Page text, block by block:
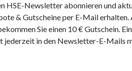
HSE-Newsletter abonnieren und
& Gutscheine per E-Mail erhalten.
Sie einen 10 € Gutschein.
jederzeit in den Newsletter-E-Mails